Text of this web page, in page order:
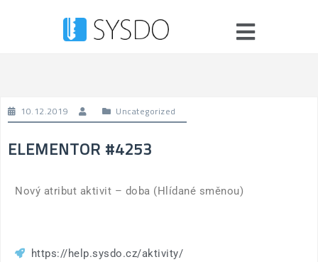
10.12.2019 Uncategorized
ELEMENTOR #4253
Nový atribut aktivit – doba (Hlídané směnou)
https://help.sysdo.cz/aktivity/